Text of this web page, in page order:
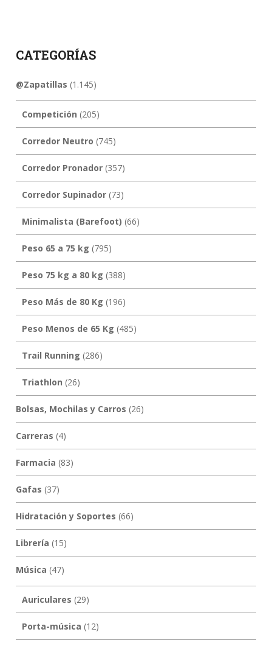
CATEGORÍAS
@Zapatillas (1.145)
Competición (205)
Corredor Neutro (745)
Corredor Pronador(357)
Corredor Supinador(73)
Minimalista (Barefoot) (66)
Peso 65 a 75 kg (795)
Peso 75 kg a 80 kg (388)
Peso Más de 80 Kg (196)
Peso Menos de 65 Kg (485)
Trail Running (286)
Triathlon (26)
Bolsas, Mochilas y Carros (26)
Carreras (4)
Farmacia (83)
Gafas (37)
Hidratación y Soportes (66)
Librería (15)
Música (47)
Auriculares (29)
Porta-música (12)